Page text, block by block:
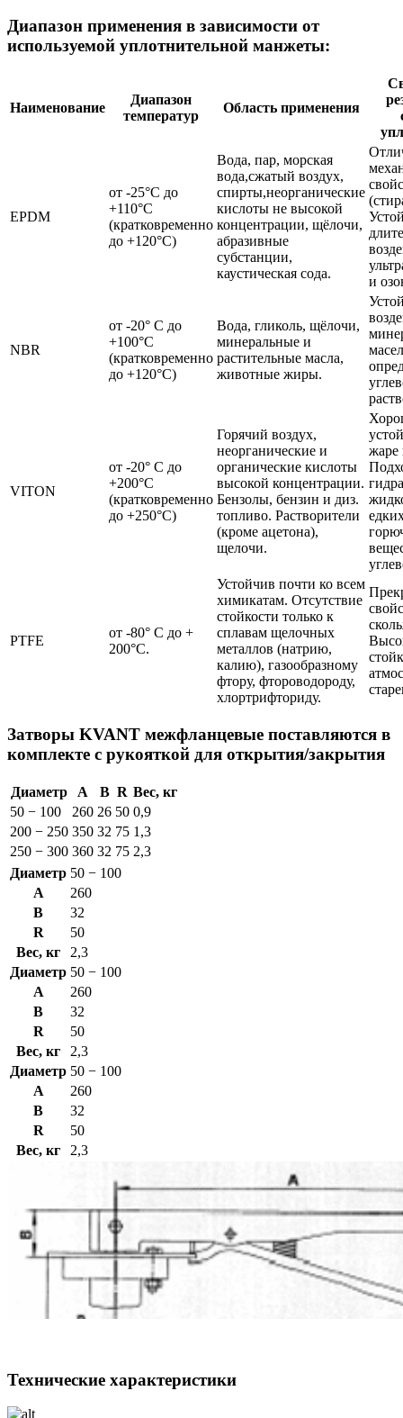
Диапазон применения в зависимости от
используемой уплотнительной манжеты:
Наименование
Диапазон
температур
Область применения
EPDM
от -25°С до
+110°С
(кратковременно
до +120°С)
Вода, пар, морская
вода,сжатый воздух,
спирты,неорганические
кислоты не высокой
концентрации, щёлочи,
абразивные
субстанции,
каустическая сода.
и
NBR
от -20° С до
+100°С
(кратковременно
до +120°С)
Вода, гликоль, щёлочи,
минеральные и
растительные масла,
животные жиры.
VITON
от -20° С до
+200°С
(кратковременно
до +250°С)
Горячий воздух,
неорганические и
органические кислоты
высокой концентрации.
Бензолы, бензин и диз.
топливо. Растворители
(кроме ацетона),
щелочи.
жаре
PTFE
от -80° С до +
200°С.
Устойчив почти ко всем
химикатам. Отсутствие
стойкости только к
сплавам щелочных
металлов (натрию,
калию), газообразному
фтору, фтороводороду,
хлортрифториду.
Затворы KVANT межфланцевые поставляются в
комплекте с рукояткой для открытия/закрытия
Диаметр A B R Вес, кг
50 − 100
260 26 50 0,9
200 − 250 350 32 75 1,3
250 − 300 360 32 75 2,3
Диаметр 50 − 100
A
260
B
32
R
50
Вес, кг
2,3
Диаметр 50 − 100
A
260
B
32
R
50
Вес, кг
2,3
Диаметр 50 − 100
A
260
B
32
R
50
Вес, кг
2,3
Технические характеристики